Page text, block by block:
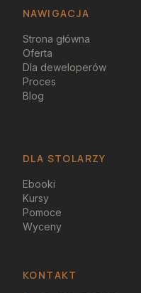
NAWIGACJA
Strona główna
Oferta
Dla deweloperów
Proces
Blog
DLA STOLARZY
Ebooki
Kursy
Pomoce
Wyceny
KONTAKT